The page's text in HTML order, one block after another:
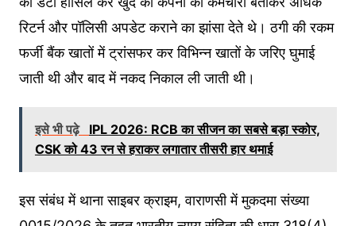
रिटर्न और पॉलिसी अपडेट कराने का झांसा देते थे। ठगी की रकम
फर्जी बैंक खातों में ट्रांसफर कर विभिन्न खातों के जरिए घुमाई
जाती थी और बाद में नकद निकाल ली जाती थी।
इसे भी पढ़े IPL 2026: RCB का सीजन का सबसे बड़ा स्कोर,
CSK को 43 रन से हराकर लगातार तीसरी हार थमाई
इस संबंध में थाना साइबर क्राइम, वाराणसी में मुकदमा संख्या